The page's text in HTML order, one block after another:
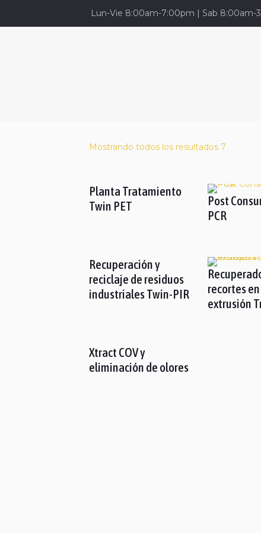
Lun-Vie 8:00am-7:00pm | Sab 8:00am-
Mostrando todos los resultados 7
Planta Tratamiento
Twin PET
Post
PCR
Recuperación y
reciclaje de residuos
industriales Twin-PIR
recortes
extrusión
Xtract COV y
eliminación de olores